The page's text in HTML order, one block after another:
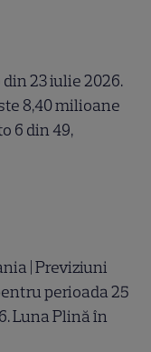
23 iulie 2026.
8,40 milioane
6 din 49,
| Previziuni
perioada 25
Luna Plină în